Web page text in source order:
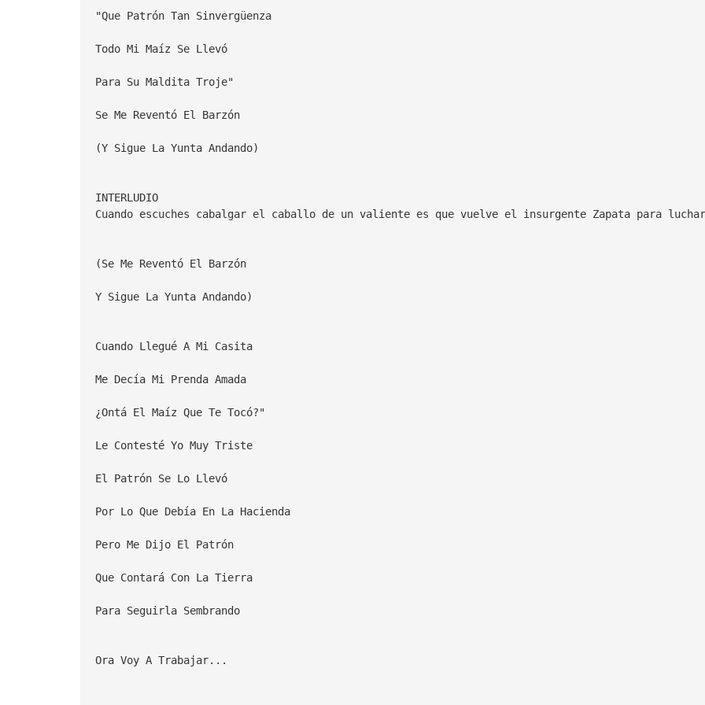
"Que Patrón Tan Sinvergüenza
Todo Mi Maíz Se Llevó
Para Su Maldita Troje"
Se Me Reventó El Barzón
(Y Sigue La Yunta Andando)
INTERLUDIO
Cuando escuches cabalgar el caballo de un valiente es que vuelve el insurgente Zapata para luchar
(Se Me Reventó El Barzón
Y Sigue La Yunta Andando)
Cuando Llegué A Mi Casita
Me Decía Mi Prenda Amada
¿Ontá El Maíz Que Te Tocó?"
Le Contesté Yo Muy Triste
El Patrón Se Lo Llevó
Por Lo Que Debía En La Hacienda
Pero Me Dijo El Patrón
Que Contará Con La Tierra
Para Seguirla Sembrando
Ora Voy A Trabajar...